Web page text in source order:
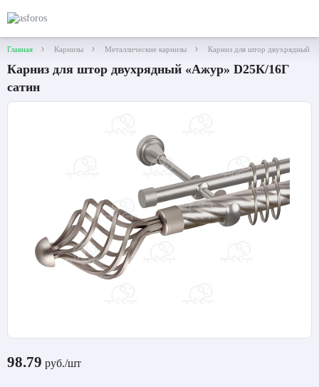
Главная Карнизы Металлические карнизы Карниз для штор двухрядный
Карниз для штор двухрядный «Ажур» D25К/16Г
сатин
98.79 руб./шт